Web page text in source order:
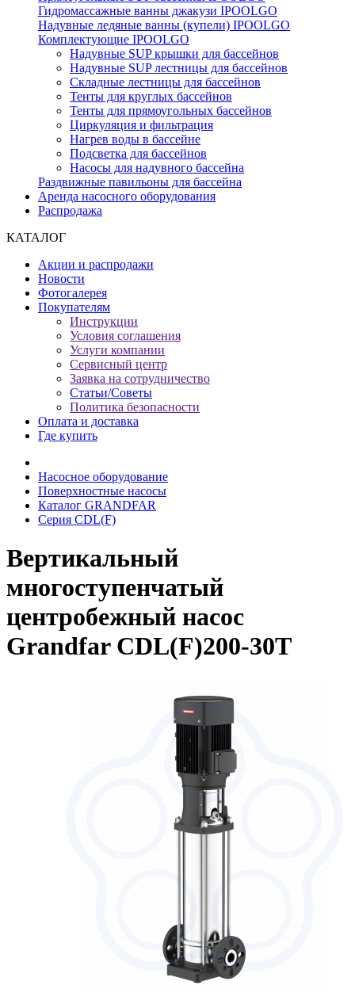
Гидромассажные ванны джакузи IPOOLGO
Надувные ледяные ванны (купели) IPOOLGO
Комплектующие IPOOLGO
Надувные SUP крышки для бассейнов
Надувные SUP лестницы для бассейнов
Складные лестницы для бассейнов
Тенты для круглых бассейнов
Тенты для прямоугольных бассейнов
Циркуляция и фильтрация
Нагрев воды в бассейне
Подсветка для бассейнов
Насосы для надувного бассейна
Раздвижные павильоны для бассейна
Аренда насосного оборудования
Распродажа
КАТАЛОГ
Акции и распродажи
Новости
Фотогалерея
Покупателям
Инструкции
Условия соглашения
Услуги компании
Сервисный центр
Заявка на сотрудничество
Статьи/Советы
Политика безопасности
Оплата и доставка
Где купить
Насосное оборудование
Поверхностные насосы
Каталог GRANDFAR
Серия CDL(F)
Вертикальный
многоступенчатый
центробежный насос
Grandfar CDL(F)200-30T